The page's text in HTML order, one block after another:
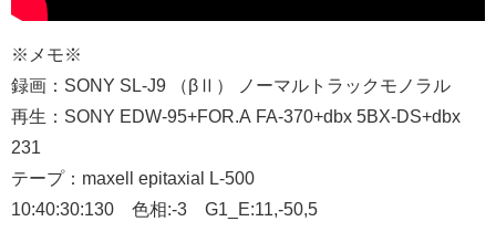
※メモ※
録画：SONY SL-J9 （βⅡ） ノーマルトラックモノラル
再生：SONY EDW-95+FOR.A FA-370+dbx 5BX-DS+dbx
231
テープ：maxell epitaxial L-500
10:40:30:130 色相:-3 G1_E:11,-50,5